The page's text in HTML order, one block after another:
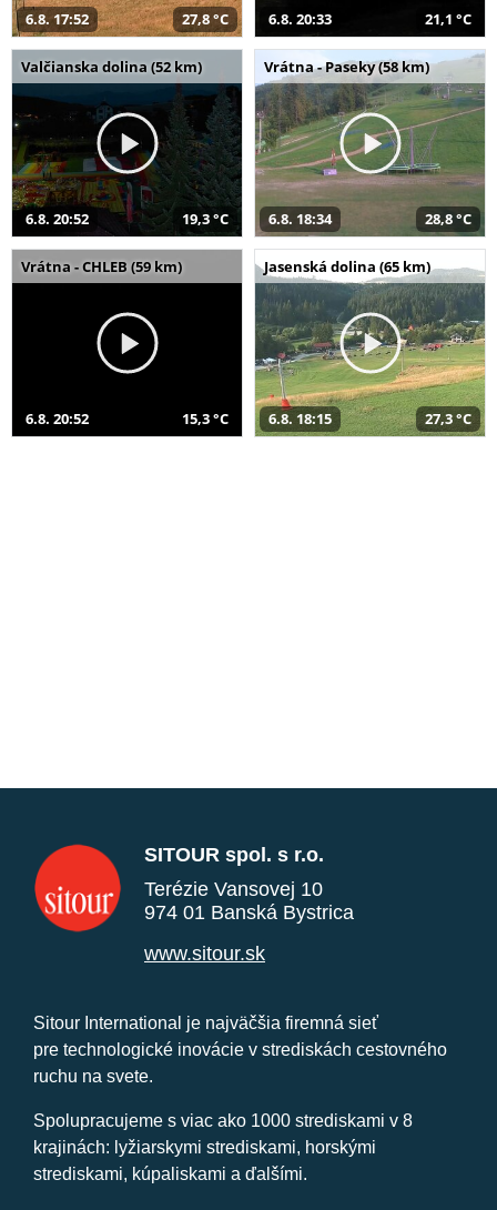
6.8. 17:52 27,8 °C 6.8. 20:33 21,1 °C
Valčianska dolina (52 km)
6.8. 20:52 19,3 °C
Vrátna - Paseky (58 km)
6.8. 18:34 28,8 °C
Vrátna - CHLEB (59 km)
6.8. 20:52 15,3 °C
Jasenská dolina (65 km)
6.8. 18:15 27,3 °C
SITOUR spol. s r.o.
Terézie Vansovej 10
974 01 Banská Bystrica
www.sitour.sk
Sitour International je najväčšia firemná sieť
pre technologické inovácie v strediskách cestovného
ruchu na svete.
Spolupracujeme s viac ako 1000 strediskami v 8
krajinách: lyžiarskymi strediskami, horskými
strediskami, kúpaliskami a ďalšími.